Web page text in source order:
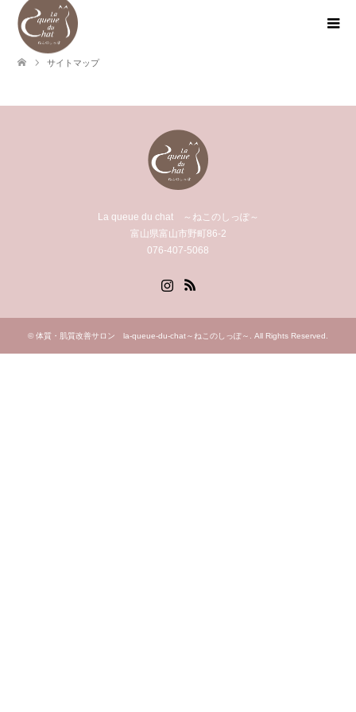
サイトマップ
La queue du chat ～ねこのしっぽ～
富山県富山市野町86-2
076-407-5068
© 体質・肌質改善サロン la-queue-du-chat～ねこのしっぽ～ . All Rights Reserved.